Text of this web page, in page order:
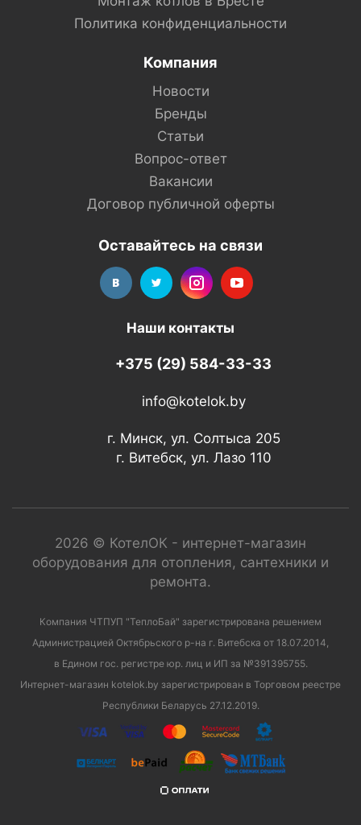
Политика конфиденциальности
Компания
Новости
Бренды
Статьи
Вопрос-ответ
Вакансии
Договор публичной оферты
Оставайтесь на связи
Наши контакты
+375 (29) 584-33-33
info@kotelok.by
г. Минск, ул. Солтыса 205
г. Витебск, ул. Лазо 110
2026 © КотелОК - интернет-магазин
оборудования для отопления, сантехники и
ремонта.
Компания ЧТПУП "ТеплоБай" зарегистрирована решением
Администрацией Октябрьского р-на г. Витебска от 18.07.2014,
в Едином гос. регистре юр. лиц и ИП за №391395755.
Интернет-магазин kotelok.by зарегистрирован в Торговом реестре
Республики Беларусь 27.12.2019.